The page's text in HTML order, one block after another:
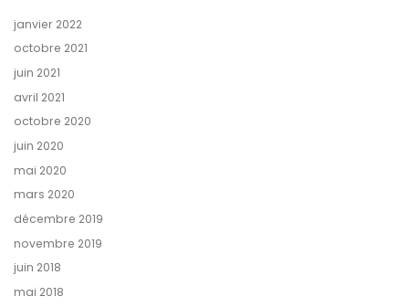
janvier 2022
octobre 2021
juin 2021
avril 2021
octobre 2020
juin 2020
mai 2020
mars 2020
décembre 2019
novembre 2019
juin 2018
mai 2018